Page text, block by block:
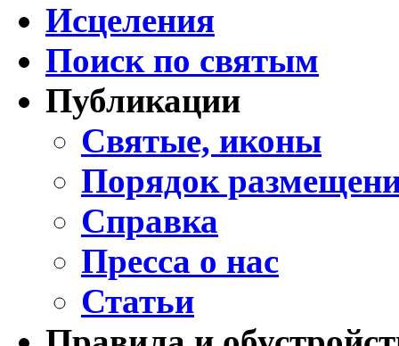
Исцеления
Поиск по святым
Публикации
Святые, иконы
Порядок
Справка
Пресса о нас
Статьи